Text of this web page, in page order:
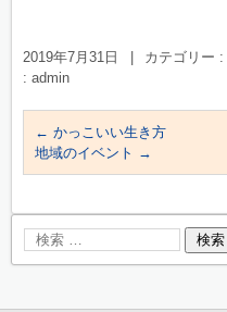
2019年7月31日 カテゴリー :
: admin
← かっこいい生き方
地域のイベント →